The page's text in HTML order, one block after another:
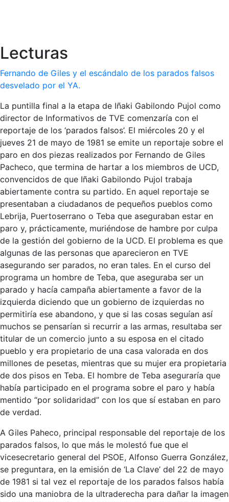
Lecturas
Fernando de Giles y el escándalo de los parados falsos
desvelado por el YA.
La puntilla final a la etapa de Iñaki Gabilondo Pujol como
director de Informativos de TVE comenzaría con el
reportaje de los ‘parados falsos’. El miércoles 20 y el
jueves 21 de mayo de 1981 se emite un reportaje sobre el
paro en dos piezas realizados por Fernando de Giles
Pacheco, que termina de hartar a los miembros de UCD,
convencidos de que Iñaki Gabilondo Pujol trabaja
abiertamente contra su partido. En aquel reportaje se
presentaban a ciudadanos de pequeños pueblos como
Lebrija, Puertoserrano o Teba que aseguraban estar en
paro y, prácticamente, muriéndose de hambre por culpa
de la gestión del gobierno de la UCD. El problema es que
algunas de las personas que aparecieron en TVE
asegurando ser parados, no eran tales. En el curso del
programa un hombre de Teba, que aseguraba ser un
parado y hacía campaña abiertamente a favor de la
izquierda diciendo que un gobierno de izquierdas no
permitiría ese abandono, y que si las cosas seguían así
muchos se pensarían si recurrir a las armas, resultaba ser
titular de un comercio junto a su esposa en el citado
pueblo y era propietario de una casa valorada en dos
millones de pesetas, mientras que su mujer era propietaria
de dos pisos en Teba. El hombre de Teba aseguraría que
había participado en el programa sobre el paro y había
mentido “por solidaridad” con los que sí estaban en paro
de verdad.
A Giles Paheco, principal responsable del reportaje de los
parados falsos, lo que más le molestó fue que el
vicesecretario general del PSOE, Alfonso Guerra González,
se preguntara, en la emisión de ‘La Clave’ del 22 de mayo
de 1981 si tal vez el reportaje de los parados falsos había
sido una maniobra de la ultraderecha para dañar la imagen